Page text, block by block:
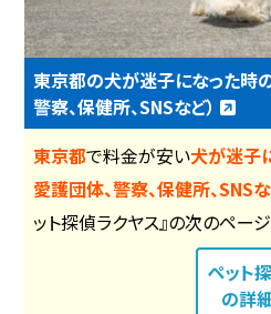
東京都の犬が迷子になった時
警察、保健所、SNSなど）
東京都で料金が安い犬が迷子
愛護団体、警察、保健所、SNSな
ット探偵ラクヤス』の次のペー
ペット
の詳